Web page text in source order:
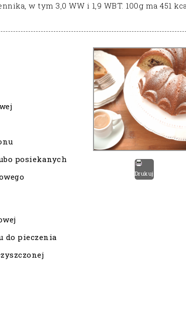
w tym 3,0 WW i 1,9 WBT. 100g ma 451
Drukuj
posiekanych
do pieczenia